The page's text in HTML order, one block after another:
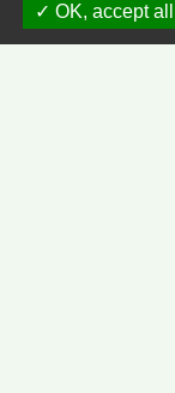
OK, accept all